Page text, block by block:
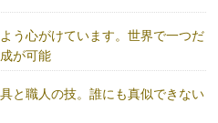
う心がけています。世界で一つだ
が可能
と職人の技。誰にも真似できない